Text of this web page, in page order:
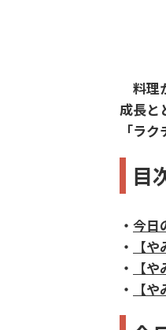
料理
成長と
「ラ
目
・ 今日
・
【
・
【
・
【